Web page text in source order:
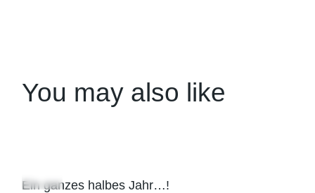
You may also like
Ein ganzes halbes Jahr…!